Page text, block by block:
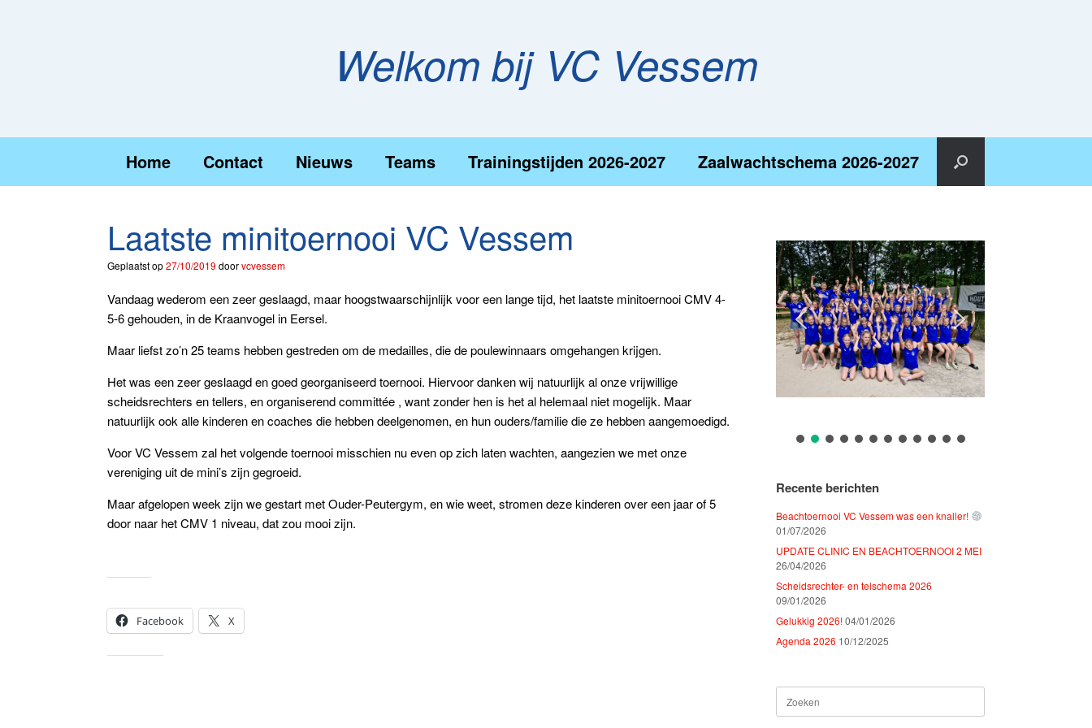
Welkom bij VC Vessem
Home Contact Nieuws Teams Trainingstijden 2026-2027 Zaalwachtschema 2026-2027
Laatste minitoernooi VC Vessem
Geplaatst op27/10/2019 doorvcvessem
Vandaag wederom een zeer geslaagd, maar hoogstwaarschijnlijk voor een lange tijd, het laatste minitoernooi CMV 4-
5-6 gehouden, in de Kraanvogel in Eersel.
Maar liefst zo’n 25 teams hebben gestreden om de medailles, die de poulewinnaars omgehangen krijgen.
Het was een zeer geslaagd en goed georganiseerd toernooi. Hiervoor danken wij natuurlijk al onze vrijwillige
scheidsrechters en tellers, en organiserend committée , want zonder hen is het al helemaal niet mogelijk. Maar
natuurlijk ook alle kinderen en coaches die hebben deelgenomen, en hun ouders/familie die ze hebben aangemoedigd.
Voor VC Vessem zal het volgende toernooi misschien nu even op zich laten wachten, aangezien we met onze
vereniging uit de mini’s zijn gegroeid.
Maar afgelopen week zijn we gestart met Ouder-Peutergym, en wie weet, stromen deze kinderen over een jaar of 5
door naar het CMV 1 niveau, dat zou mooi zijn.
Facebook
X
Recente berichten
Beachtoernooi VC Vessem was een knaller!
01/07/2026
UPDATE CLINIC EN BEACHTOERNOOI 2 MEI
26/04/2026
Scheidsrechter- en telschema 2026
09/01/2026
Gelukkig 2026!04/01/2026
Agenda 2026 10/12/2025
naar: